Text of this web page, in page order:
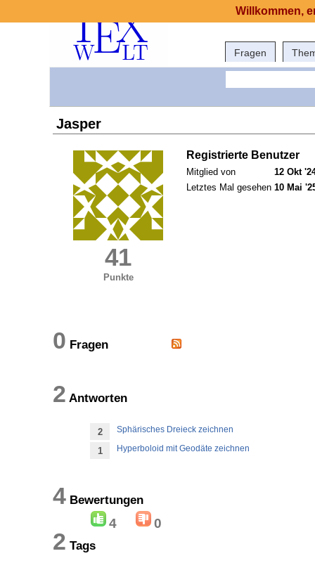
Fragen
Jasper
41
Punkte
Registrierte Benutzer
Mitglied von
12 Okt
Letztes Mal gesehen 10 Mai
0 Fragen
2 Antworten
2 Sphärisches Dreieck zeichnen
1 Hyperboloid mit Geodäte zeichnen
4 Bewertungen
4 0
2 Tags
Willkommen,